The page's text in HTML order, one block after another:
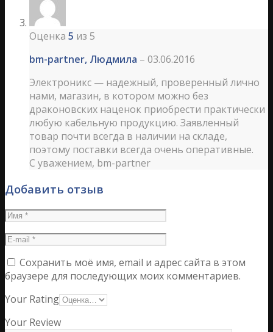
Оценка 5 из 5
bm-partner, Людмила – 03.06.2016
Электроникс — надежный, проверенный лично
нами, магазин, в котором можно без
драконовских наценок приобрести практически
любую кабельную продукцию. Заявленный
товар почти всегда в наличии на складе,
поэтому поставки всегда очень оперативные.
С уважением, bm-partner
Добавить отзыв
Сохранить моё имя, email и адрес сайта в этом
браузере для последующих моих комментариев.
Your Rating
Your Review